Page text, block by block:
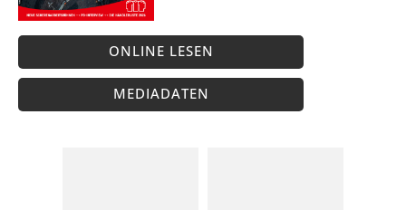
ONLINE LESEN
MEDIADATEN